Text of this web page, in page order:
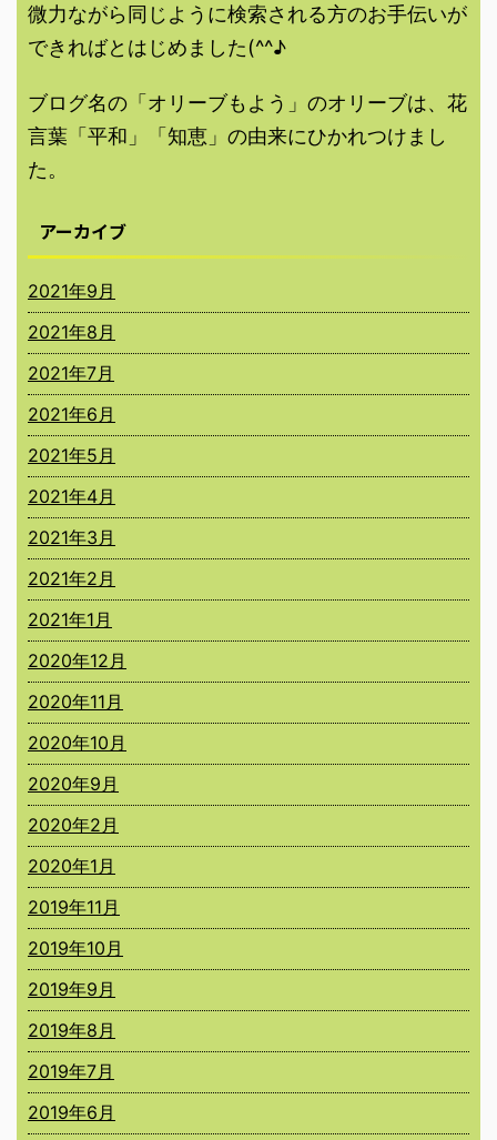
微力ながら同じように検索される方のお手伝いが
できればとはじめました(^^♪
ブログ名の「オリーブもよう」のオリーブは、花
言葉「平和」「知恵」の由来にひかれつけまし
た。
アーカイブ
2021年9月
2021年8月
2021年7月
2021年6月
2021年5月
2021年4月
2021年3月
2021年2月
2021年1月
2020年12月
2020年11月
2020年10月
2020年9月
2020年2月
2020年1月
2019年11月
2019年10月
2019年9月
2019年8月
2019年7月
2019年6月